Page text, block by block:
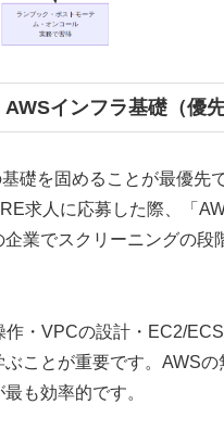
インフラ基礎（優先
礎を固めることが最優先
求人に応募した際、「
企業でスクリーニングの段
作・VPCの設計・EC2/
ぶことが重要です。AWSの
も効率的です。